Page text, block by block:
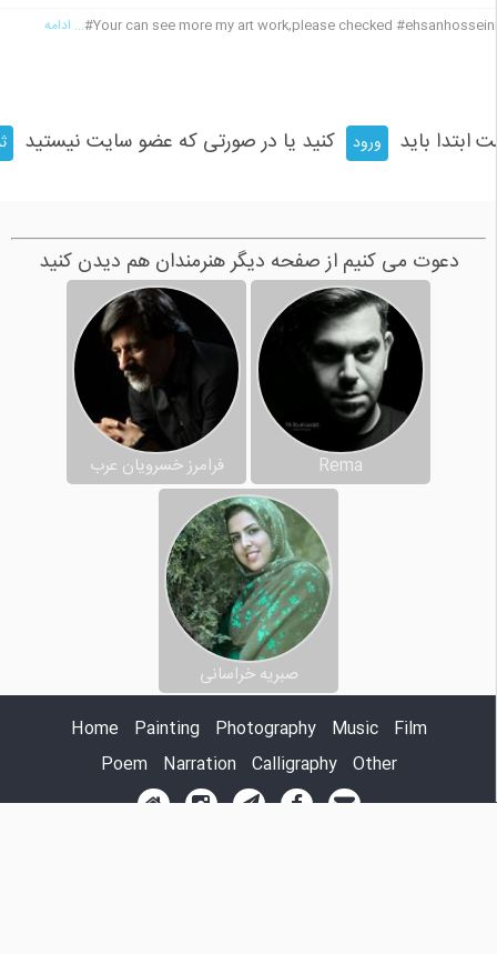
Your can see more my art work,please checked ... ادامه
ابتدا باید ورود کنید یا در صورتی که عضو سایت نیستید
دعوت می کنیم از صفحه دیگر هنرمندان هم دیدن کنید
Rema فرامرز خسرویان عرب
صبریه خراسانی
Home
Painting Photography Music
Film
Poem
Narration Calligraphy Other